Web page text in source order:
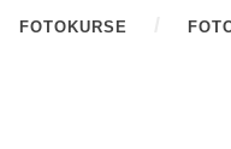
FOTOKURSE